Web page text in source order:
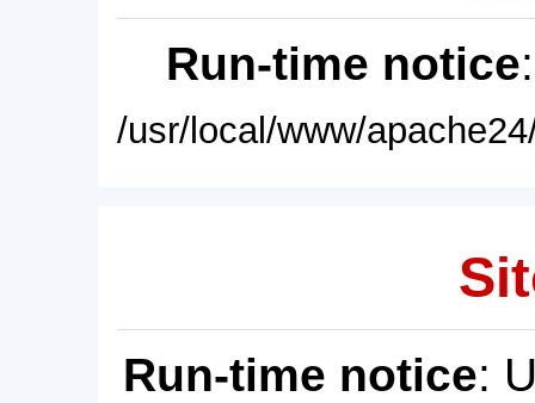
Run-time notice
/usr/local/www/
Run-time notice: